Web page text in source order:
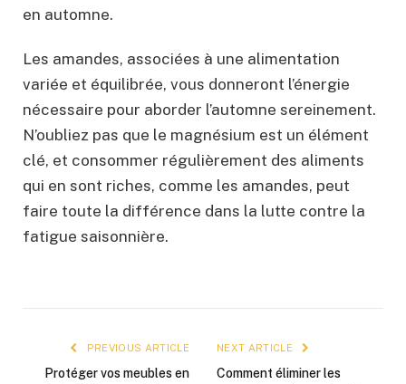
en automne.
Les amandes, associées à une alimentation
variée et équilibrée, vous donneront l’énergie
nécessaire pour aborder l’automne sereinement.
N’oubliez pas que le magnésium est un élément
clé, et consommer régulièrement des aliments
qui en sont riches, comme les amandes, peut
faire toute la différence dans la lutte contre la
fatigue saisonnière.
PREVIOUS ARTICLE
Protéger vos meubles en
NEXT ARTICLE
Comment éliminer les